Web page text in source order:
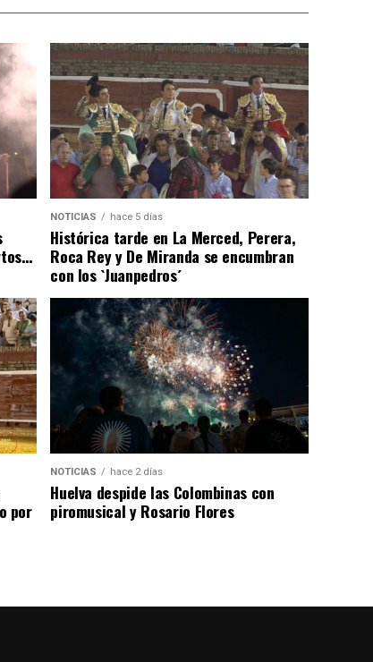
NOTICIAS hace 5 días
Histórica tarde en La Merced, Perera,
Roca Rey y De Miranda se encumbran
con los `Juanpedros´
por
NOTICIAS hace 2 días
Huelva despide las Colombinas con
piromusical y Rosario Flores